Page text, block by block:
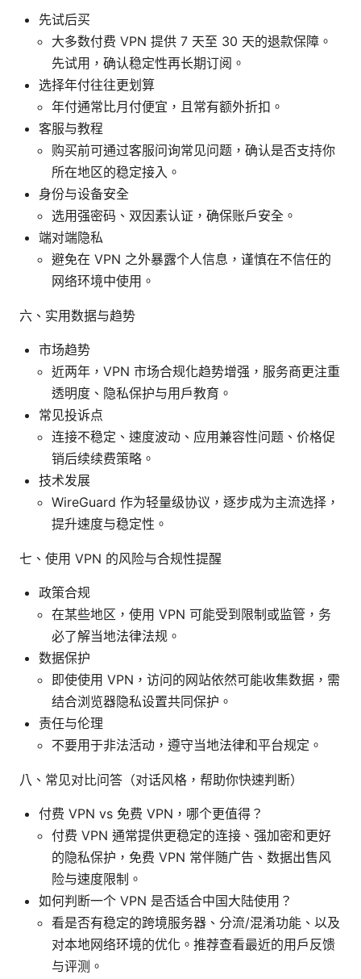
先试后买
大多数付费 VPN 提供 7 天至 30 天的退款保障。
先试用，确认稳定性再长期订阅。
选择年付往往更划算
年付通常比月付便宜，且常有额外折扣。
客服与教程
购买前可通过客服问询常见问题，确认是否支持你
所在地区的稳定接入。
身份与设备安全
选用强密码、双因素认证，确保账户安全。
端对端隐私
避免在 VPN 之外暴露个人信息，谨慎在不信任的
网络环境中使用。
六、实用数据与趋势
市场趋势
近两年，VPN 市场合规化趋势增强，服务商更注重
透明度、隐私保护与用户教育。
常见投诉点
连接不稳定、速度波动、应用兼容性问题、价格促
销后续续费策略。
技术发展
WireGuard 作为轻量级协议，逐步成为主流选择，
提升速度与稳定性。
七、使用 VPN 的风险与合规性提醒
政策合规
在某些地区，使用 VPN 可能受到限制或监管，务
必了解当地法律法规。
数据保护
即使使用 VPN，访问的网站依然可能收集数据，需
结合浏览器隐私设置共同保护。
责任与伦理
不要用于非法活动，遵守当地法律和平台规定。
八、常见对比问答（对话风格，帮助你快速判断）
付费 VPN vs 免费 VPN，哪个更值得？
付费 VPN 通常提供更稳定的连接、强加密和更好
的隐私保护，免费 VPN 常伴随广告、数据出售风
险与速度限制。
如何判断一个 VPN 是否适合中国大陆使用？
看是否有稳定的跨境服务器、分流/混淆功能、以及
对本地网络环境的优化。推荐查看最近的用户反馈
与评测。